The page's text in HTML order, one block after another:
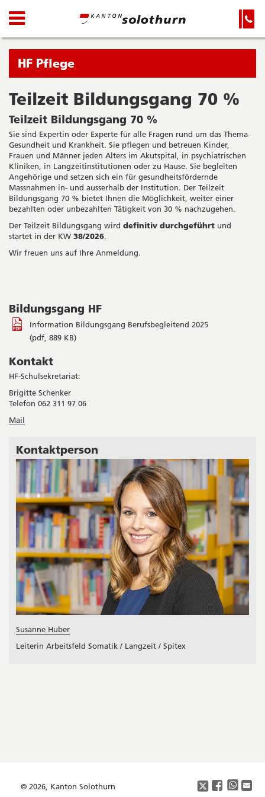
Kanton
Solothurn
Wichtige
Seiten
Startseite
Hauptnavigation
Inhalt
Suche
Navigation
und
Suche
Navigation
Sie
befinden
sich
gerade
in:
HF Pflege
Teilzeit Bildungsgang 70 %
Teilzeit Bildungsgang 70 %
Sie sind Expertin oder Experte für alle Fragen rund um das Thema
Gesundheit und Krankheit. Sie pflegen und betreuen Kinder,
Frauen und Männer jeden Alters im Akutspital, in psychiatrischen
Kliniken, in Langzeitinstitutionen oder zu Hause. Sie begleiten
Angehörige und setzen sich ein für gesundheitsfördernde
Massnahmen in- und ausserhalb der Institution. Der Teilzeit
Bildungsgang 70 % bietet Ihnen die Möglichkeit, weiter einer
bezahlten oder unbezahlten Tätigkeit von 30 % nachzugehen.
Der Teilzeit Bildungsgang wird definitiv durchgeführt und
startet in der KW 38/2026.
Wir freuen uns auf Ihre Anmeldung.
Bildungsgang HF
Information Bildungsgang Berufsbegleitend 2025
(pdf, 889 KB)
Kontakt
HF-Schulsekretariat:
Brigitte Schenker
Telefon 062 311 97 06
Mail
Seitenleiste
Kontaktperson
Susanne Huber
Leiterin Arbeitsfeld Somatik / Langzeit / Spitex
© 2026, Kanton Solothurn